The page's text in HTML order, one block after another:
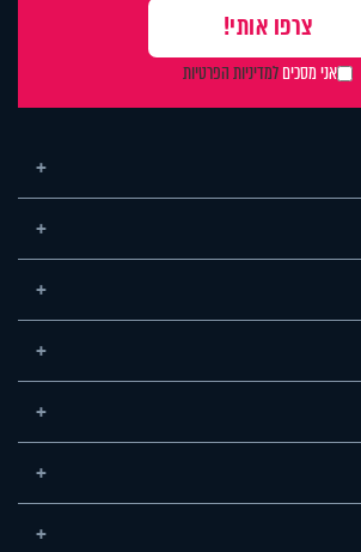
אני מסכיםלמדיניות הפרטיות